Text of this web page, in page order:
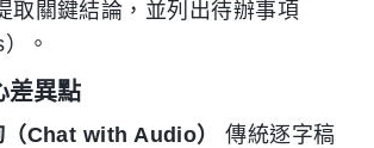
取關鍵結論，並列出待辦事項
。
差異點
Chat with Audio）
傳統逐字稿